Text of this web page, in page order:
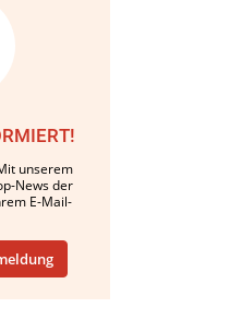
unserem
News der
E-Mail-